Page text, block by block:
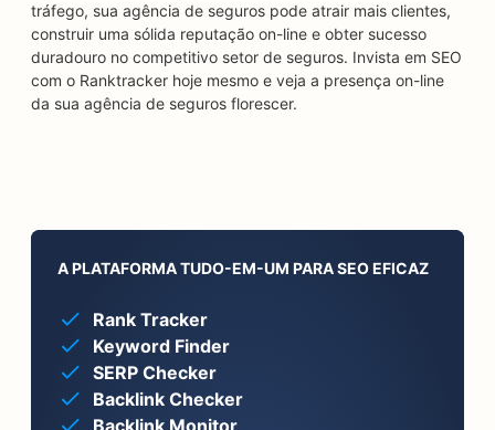
tráfego, sua agência de seguros pode atrair mais clientes,
construir uma sólida reputação on-line e obter sucesso
duradouro no competitivo setor de seguros. Invista em SEO
com o Ranktracker hoje mesmo e veja a presença on-line
da sua agência de seguros florescer.
A PLATAFORMA TUDO-EM-UM PARA SEO EFICAZ
Rank Tracker
Keyword Finder
SERP Checker
Backlink Checker
Backlink Monitor